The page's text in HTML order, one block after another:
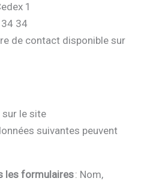
1
34 34
de contact disponible sur
le site
suivantes peuvent
les formulaires: Nom,